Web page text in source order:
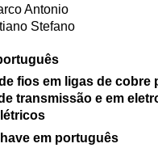
Antonio
Stefano
fios em ligas de cobre
transmissão e em
em português